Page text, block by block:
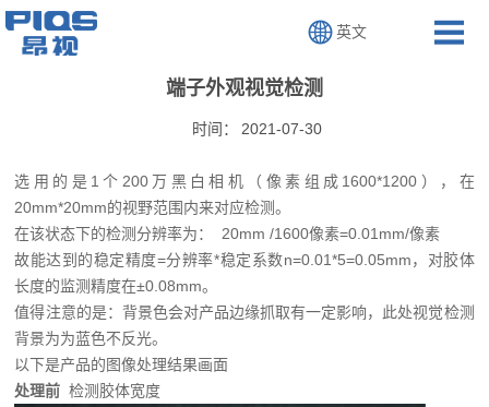
英文
端子外观视觉检测
时间： 2021-07-30
选用的是1个200万黑白相机（像素组成1600*1200），在
20mm*20mm的视野范围内来对应检测。
在该状态下的检测分辨率为： 20mm /1600像素=0.01mm/像素
故能达到的稳定精度=分辨率*稳定系数n=0.01*5=0.05mm， 对胶体
长度的监测精度在±0.08mm。
值得注意的是：背景色会对产品边缘抓取有一定影响，此处视觉检测
背景为为蓝色不反光。
以下是产品的图像处理结果画面
处理前 检测胶体宽度